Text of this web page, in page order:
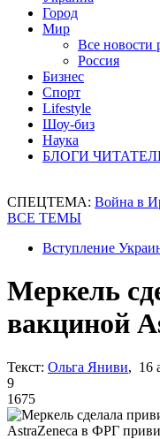
Город
Мир
Все новости
Россия
Бизнес
Спорт
Lifestyle
Шоу-биз
Наука
БЛОГИ
СПЕЦТЕМА: Война в
ВСЕ ТЕМЫ
Вступление
Меркель
вакциной
Текст: Ольга Яниви, 16
9
1675
AstraZeneca в ФРГ